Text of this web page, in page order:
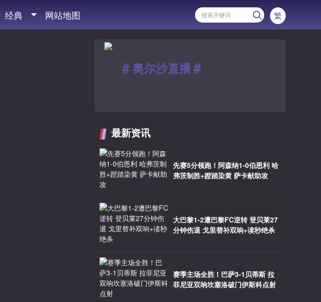
经典 网站地图 繁
#奥尔沙直播#
最新资讯
先赛5分领跑！阿森纳1-0伯恩利 哈
弗茨制胜+蹬踏染黄 萨卡献助攻
大巴黎1-2遭巴黎FC逆转 登贝莱27
分钟伤退 戈里替补双响+读秒绝杀
赛季主场全胜！巴萨3-1贝蒂斯 拉
菲尼亚双响坎塞洛破门伊斯科点射